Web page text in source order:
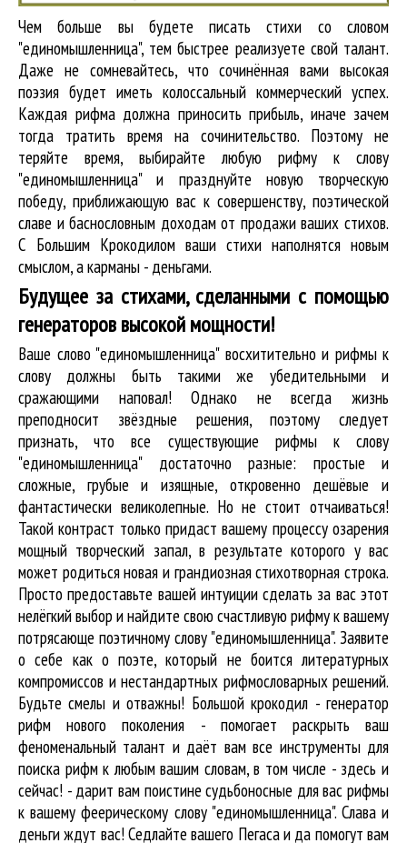
Чем больше вы будете писать стихи со словом
"единомышленница", тем быстрее реализуете свой талант.
Даже не сомневайтесь, что сочинённая вами высокая
поэзия будет иметь колоссальный коммерческий успех.
Каждая рифма должна приносить прибыль, иначе зачем
тогда тратить время на сочинительство. Поэтому не
теряйте время, выбирайте любую рифму к слову
"единомышленница" и празднуйте новую творческую
победу, приближающую вас к совершенству, поэтической
славе и баснословным доходам от продажи ваших стихов.
С Большим Крокодилом ваши стихи наполнятся новым
смыслом, а карманы - деньгами.
Будущее за стихами, сделанными с помощью
генераторов высокой мощности!
Ваше слово "единомышленница" восхитительно и рифмы к
слову должны быть такими же убедительными и
сражающими наповал! Однако не всегда жизнь
преподносит звёздные решения, поэтому следует
признать, что все существующие рифмы к слову
"единомышленница" достаточно разные: простые и
сложные, грубые и изящные, откровенно дешёвые и
фантастически великолепные. Но не стоит отчаиваться!
Такой контраст только придаст вашему процессу озарения
мощный творческий запал, в результате которого у вас
может родиться новая и грандиозная стихотворная строка.
Просто предоставьте вашей интуиции сделать за вас этот
нелёгкий выбор и найдите свою счастливую рифму к вашему
потрясающе поэтичному слову "единомышленница". Заявите
о себе как о поэте, который не боится литературных
компромиссов и нестандартных рифмословарных решений.
Будьте смелы и отважны! Большой крокодил - генератор
рифм нового поколения - помогает раскрыть ваш
феноменальный талант и даёт вам все инструменты для
поиска рифмк любым вашим словам, в том числе - здесь и
сейчас! - дарит вам поистине судьбоносные для вас рифмы
к вашему феерическому слову "единомышленница". Слава и
деньги ждут вас! Седлайте вашего Пегаса и да помогут вам